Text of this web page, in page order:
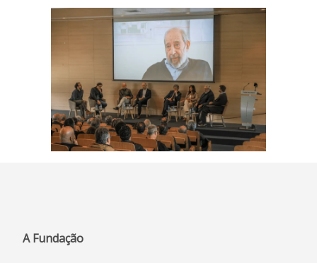
Casas da Criança
Colégio Bissaya Barreto
Centro de Formação Bissaya
Barreto
A Fundação